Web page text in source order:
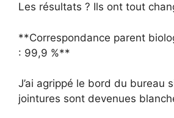
Les résultats ? Ils ont tout
**Correspondance parent
: 99,9 %**
J’ai agrippé le bord du bureau
jointures sont devenues